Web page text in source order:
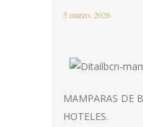
5 marzo, 2026
MAMPARAS DE
HOTELES.